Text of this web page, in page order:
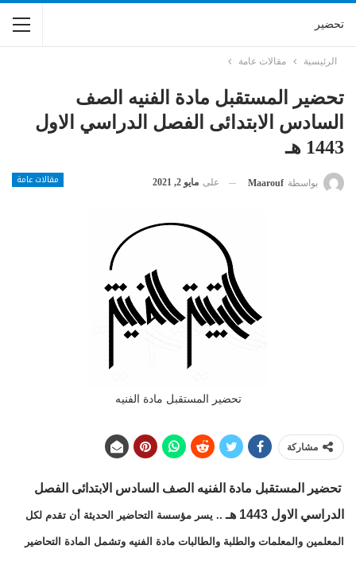
تحضير
الرئيسية مقالات عامة
تحضير المستقبل مادة الفنيه الصف
السادس الابتدائى الفصل الدراسي الاول
1443 هـ
مقالات عامة بواسطة Maarouf على مايو 2, 2021
تحضير المستقبل مادة الفنيه
مشاركة
تحضير المستقبل مادة الفنيه الصف السادس الابتدائى الفصل
الدراسي الاول 1443 هـ
.. يسر مؤسسة التحاضير الحديثة أن تقدم لكل
المعلمين والمعلمات والطلبة والطالبات مادة الفنيه وتشمل المادة التحاضير